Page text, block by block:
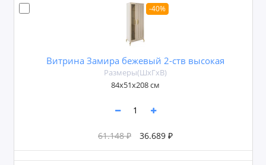
-40%
Витрина Замира бежевый 2-ств высокая
Размеры(ШxГxВ)
84х51х208 см
61.148 ₽ 36.689 ₽